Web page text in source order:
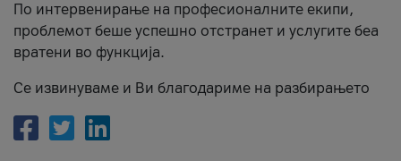
По интервенирање на професионалните екипи,
проблемот беше успешно отстранет и услугите беа
вратени во функција.
Се извинуваме и Ви благодариме на разбирањето